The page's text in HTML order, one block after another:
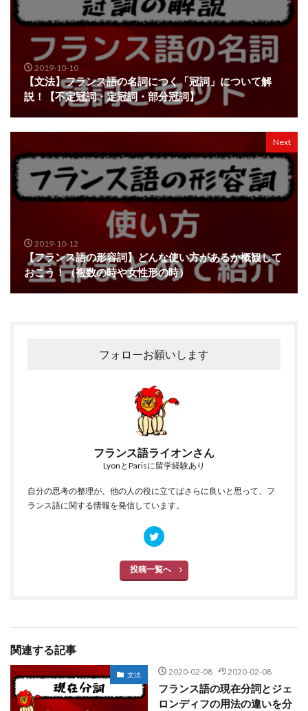
2019-10-10
【文法】フランス語の名詞につく「冠詞」について解
説！【不定冠詞・定冠詞・部分冠詞】
Next
2019-10-12
【フランス語の形容詞】どんな使い方があるか概観して
おこう！（複数の時や女性形の時）
フォローお願いします
フランス語ライオンさん
LyonとParisに留学経験あり
自分の思考の整理が、他の人の役に立てばさらに良いと思って、フ
ランス語に関する情報を発信しています。
投稿一覧へ
関連する記事
文法 2020-02-08 2020-02-08
フランス語の現在分詞とジェ
ロンディフの用法の違いを分